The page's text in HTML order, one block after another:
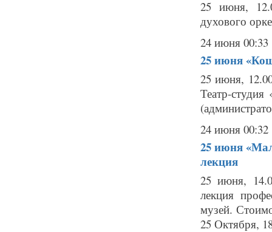
25 июня,
духового
24 июня 00:33
25 июня
25 июня,
Театр-
24 июня 00:32
25 июня
лекция
25 июня,
лекция
музей.
25 Октября,